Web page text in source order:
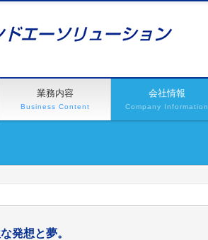
業務内容
Business Content
会社情報
Company Information
発想と夢。